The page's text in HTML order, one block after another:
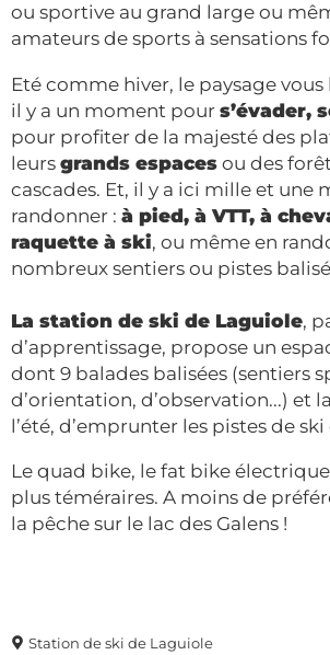
Station de ski de Laguiole
ou sportive au grand large ou
amateurs de sports à sensations
Eté comme hiver, le paysage
il y a un moment pour s’évader,
pour profiter de la majesté des
leurs grands espaces ou des
cascades. Et, il y a ici mille et une
randonner : à pied, à VTT, à
raquette à ski, ou même en
nombreux sentiers ou pistes
La station de ski de Laguiole,
d’apprentissage, propose un
dont 9 balades balisées (sentiers
d’orientation, d’observation...) et
l’été, d’emprunter les pistes de
Le quad bike, le fat bike
plus téméraires. A moins de
la pêche sur le lac des Galens !